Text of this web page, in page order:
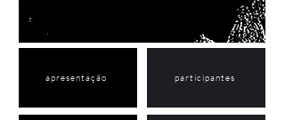
apresentação participantes